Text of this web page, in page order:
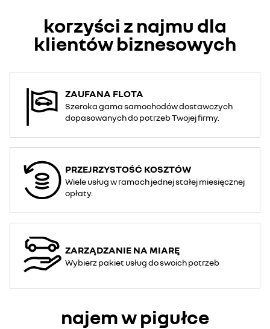
korzyści z najmu dla
klientów biznesowych
ZAUFANA FLOTA
Szeroka gama samochodów dostawczych
dopasowanych do potrzeb Twojej firmy.
PRZEJRZYSTOŚĆ KOSZTÓW
Wiele usług w ramach jednej stałej miesięcznej
opłaty.
ZARZĄDZANIE NA MIARĘ
Wybierz pakiet usług do swoich potrzeb
najem w pigułce